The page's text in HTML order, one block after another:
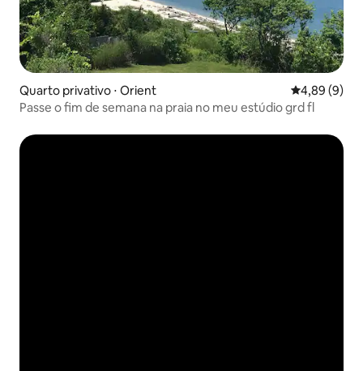
Quarto privativo ⋅ Orient 4,89 de uma
4,89 (9)
Passe o fim de semana na praia no meu estúdio grd fl